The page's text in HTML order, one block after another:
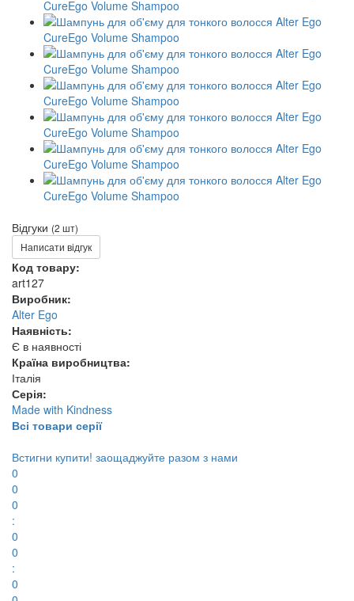
Відгуки (2 шт)
Написати відгук
Код товару:
art127
Виробник:
Alter Ego
Наявність:
Є в наявності
Країна виробництва:
Італія
Серія:
Made with Kindness
Всі товари серії
Встигни купити! заощаджуйте разом з нами
0
0
0
:
0
0
:
0